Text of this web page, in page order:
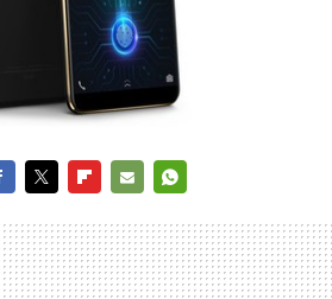
MAIL